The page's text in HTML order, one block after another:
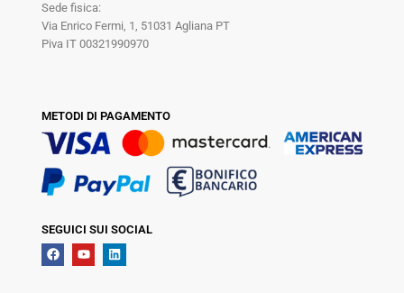
Sede fisica:
Via Enrico Fermi, 1, 51031 Agliana PT
Piva IT 00321990970
METODI DI PAGAMENTO
SEGUICI SUI SOCIAL